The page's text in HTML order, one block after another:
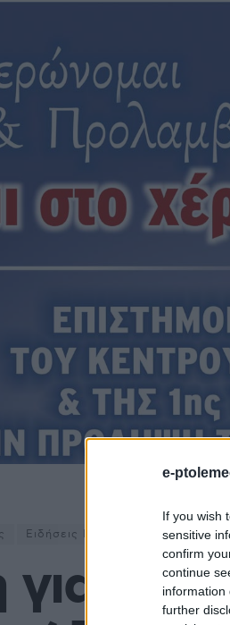
e-
If you wish
sensitive
confirm
continue
information
further
Ειδήσεις Κοζάνη ενημέρωση
την